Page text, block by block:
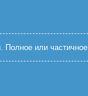
или частичное